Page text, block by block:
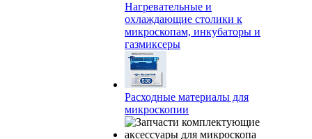
Нагревательные и
охлаждающие столики к
микроскопам, инкубаторы и
газмиксеры
Расходные материалы для
микроскопии